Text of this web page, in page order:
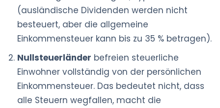
(ausländische Dividenden werden nicht
besteuert, aber die allgemeine
Einkommensteuer kann bis zu 35 % betragen).
Nullsteuerländer befreien steuerliche
Einwohner vollständig von der persönlichen
Einkommensteuer. Das bedeutet nicht, dass
alle Steuern wegfallen, macht die